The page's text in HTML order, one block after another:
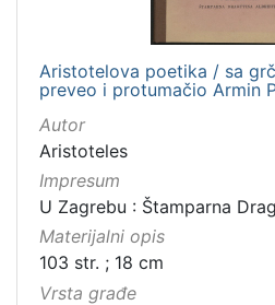
Aristotelova poetika / sa
preveo i protumačio Armin
Autor
Aristoteles
Impresum
U Zagrebu : Štamparna
Materijalni opis
103 str. ; 18 cm
Vrsta građe